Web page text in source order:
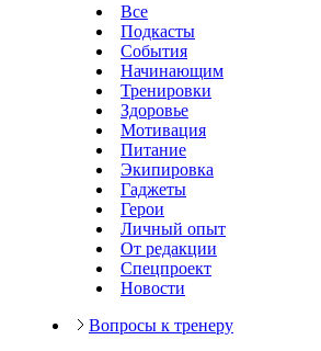
Все
Подкасты
События
Начинающим
Тренировки
Здоровье
Мотивация
Питание
Экипировка
Гаджеты
Герои
Личный опыт
От редакции
Спецпроект
Новости
Вопросы к тренеру